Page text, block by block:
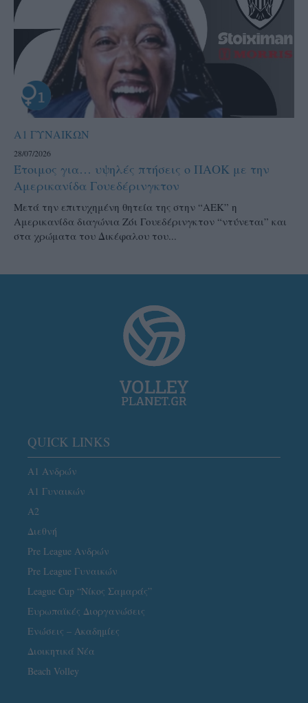
Α1 ΓΥΝΑΙΚΩΝ
28/07/2026
Έτοιμος για… υψηλές πτήσεις ο ΠΑΟΚ με την
Αμερικανίδα Γουεδέρινγκτον
Μετά την επιτυχημένη θητεία της στην “ΑΕΚ” η
Αμερικανίδα διαγώνια Ζόι Γουεδέρινγκτον “ντύνεται” και
στα χρώματα του Δικέφαλου του...
QUICK LINKS
Α1 Ανδρών
Α1 Γυναικών
A2
Διεθνή
Pre League Ανδρών
Pre League Γυναικών
League Cup “Νίκος Σαμαράς”
Ευρωπαϊκές Διοργανώσεις
Ενώσεις – Ακαδημίες
Διοικητικά Νέα
Beach Volley